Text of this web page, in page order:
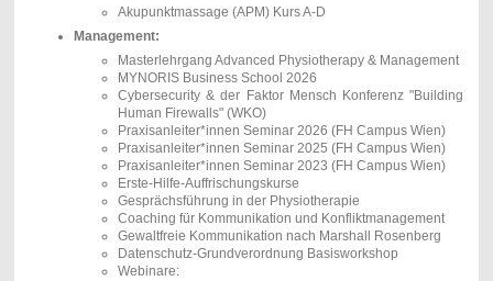
Akupunktmassage (APM) Kurs A-D
Management:
Masterlehrgang Advanced Physiotherapy & Management
MYNORIS Business School 2026
Cybersecurity & der Faktor Mensch Konferenz "Building
Human Firewalls" (WKO)
Praxisanleiter*innen Seminar 2026 (FH Campus Wien)
Praxisanleiter*innen Seminar 2025 (FH Campus Wien)
Praxisanleiter*innen Seminar 2023 (FH Campus Wien)
Erste-Hilfe-Auffrischungskurse
Gesprächsführung in der Physiotherapie
Coaching für Kommunikation und Konfliktmanagement
Gewaltfreie Kommunikation nach Marshall Rosenberg
Datenschutz-Grundverordnung Basisworkshop
Webinare: